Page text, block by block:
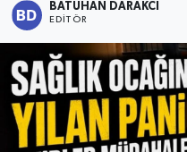
BATUHAN DARAKCI
EDITÖR
Gökçebey
Bartın
Karabük
Haber Arşivi